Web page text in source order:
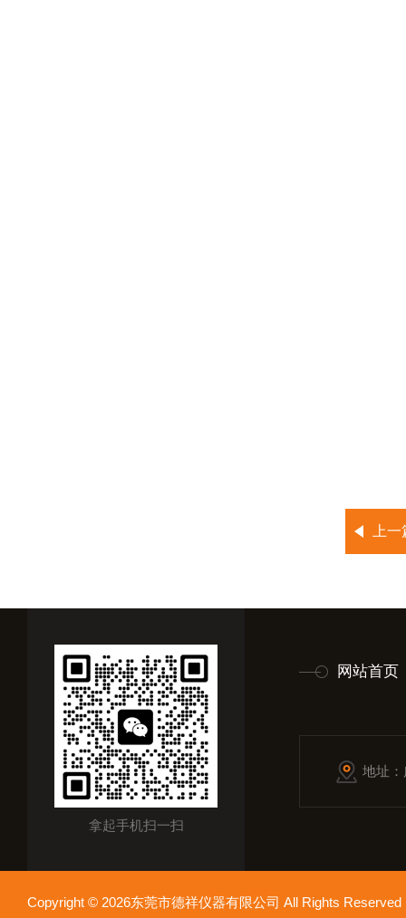
上
拿起手机扫一扫
网站首页
地址
Copyright © 2026东莞市德祥仪器有限公司 All Rights